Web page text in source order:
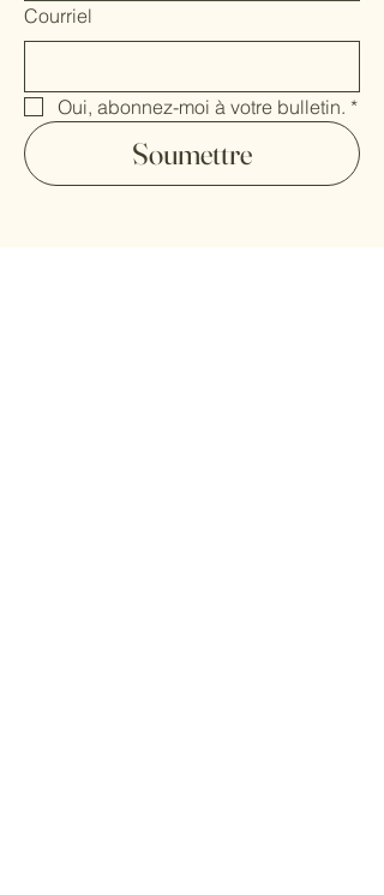
Courriel
Oui, abonnez-moi à votre bulletin. *
Soumettre